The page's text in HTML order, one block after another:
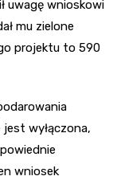
uwagę wnioskowi
mu zielone
projektu to 590
wyłączona,
wniosek